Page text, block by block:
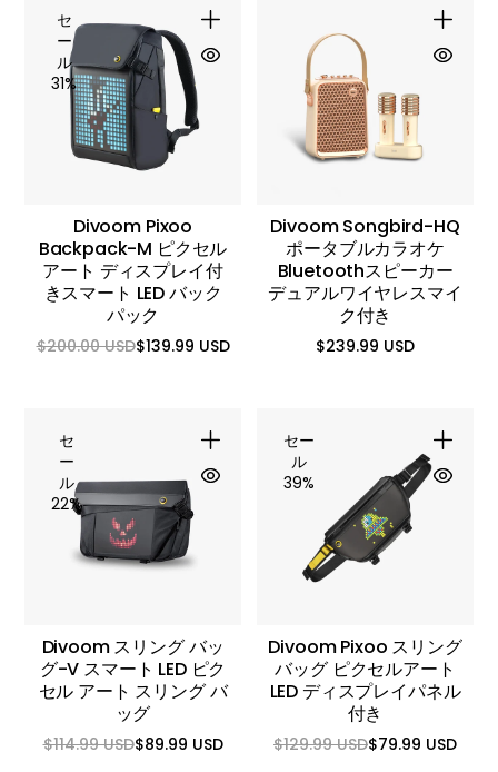
Divoom Pixoo
Backpack-M ピクセル
アート ディスプレイ付
きスマート LED バック
パック
$139.99 USD
通
$200.00 USDセ
セ
ー
ル
31%
Divoom Songbird-HQ
ポータブルカラオケ
Bluetoothスピーカー
デュアルワイヤレスマイ
ク付き
$239.99 USD
通
Divoom スリング バッ
グ-V スマート LED ピク
セル アート スリング バ
ッグ
$89.99 USD
通
$114.99 USDセ
セ
ー
ル
22%
Divoom Pixoo スリング
バッグ ピクセルアート
LED ディスプレイパネル
付き
$79.99 USD
通
$129.99 USDセ
セー
ル
39%